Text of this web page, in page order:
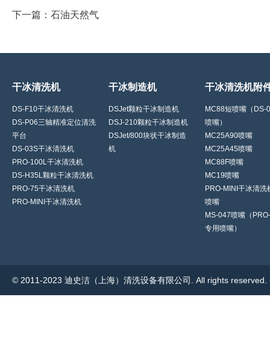
下一篇： 石油天然气
干冰清洗机
DS-F10干冰清洗机
DS-P06三轴精准定位清洗
平台
DS-03S干冰清洗机
PRO-100L干冰清洗机
DS-H35L颗粒干冰清洗机
PRO-75干冰清洗机
PRO-MINI干冰清洗机
干冰制造机
DSJet颗粒干冰制造机
DSJ-210颗粒干冰制造机
DSJet/800块状干冰制造
机
干冰清洗机附
MC88短喷嘴（DS-
喷嘴）
MC25A90喷嘴
MC25A45喷嘴
MC88F喷嘴
MC19喷嘴
PRO-MINI干冰清洗
喷嘴
MS-047喷嘴（
专用喷嘴）
© 2011-2023 迪史洁（上海）清洗设备有限公司. All rights